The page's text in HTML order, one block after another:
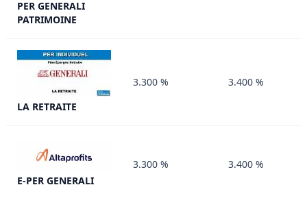
PER GENERALI
PATRIMOINE
LA RETRAITE
3.300 % 3.400 %
E-PER GENERALI
3.300 % 3.400 %